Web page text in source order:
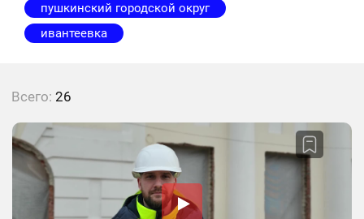
пушкинский городской округ
ивантеевка
Всего: 26